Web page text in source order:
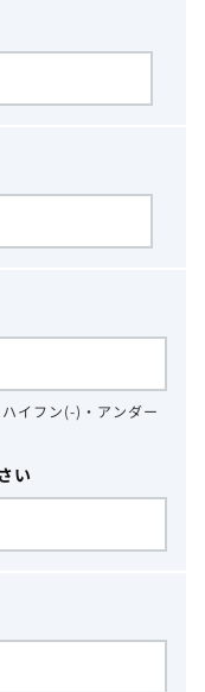
イフン(-)・アンダー
い